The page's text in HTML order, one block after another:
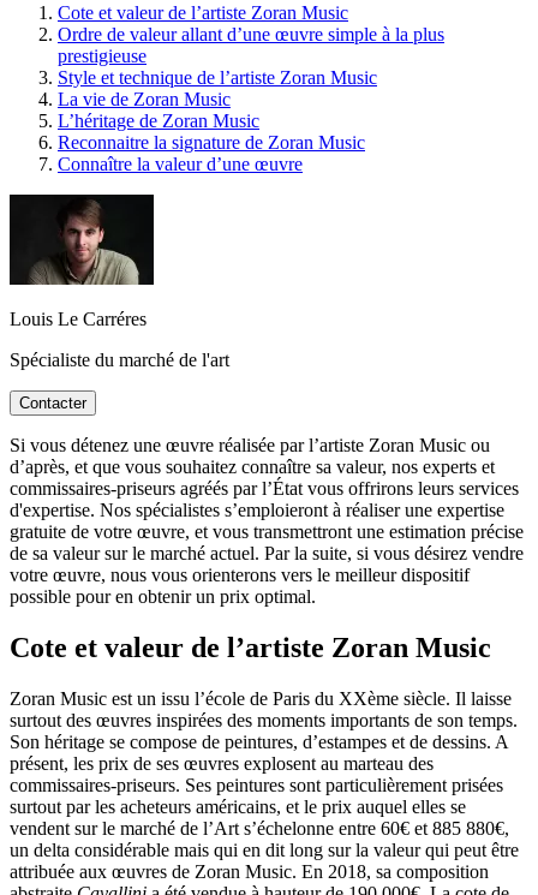
Cote et valeur de l’artiste Zoran Music
Ordre de valeur allant d’une œuvre simple à la plus
prestigieuse
Style et technique de l’artiste Zoran Music
La vie de Zoran Music
L’héritage de Zoran Music
Reconnaitre la signature de Zoran Music
Connaître la valeur d’une œuvre
Louis Le Carréres
Spécialiste du marché de l'art
Contacter
Si vous détenez une œuvre réalisée par l’artiste Zoran Music ou
d’après, et que vous souhaitez connaître sa valeur, nos experts et
commissaires-priseurs agréés par l’État vous offrirons leurs services
d'expertise. Nos spécialistes s’emploieront à réaliser une expertise
gratuite de votre œuvre, et vous transmettront une estimation précise
de sa valeur sur le marché actuel. Par la suite, si vous désirez vendre
votre œuvre, nous vous orienterons vers le meilleur dispositif
possible pour en obtenir un prix optimal.
Cote et valeur de l’artiste Zoran Music
Zoran Music est un issu l’école de Paris du XXème siècle. Il laisse
surtout des œuvres inspirées des moments importants de son temps.
Son héritage se compose de peintures, d’estampes et de dessins. A
présent, les prix de ses œuvres explosent au marteau des
commissaires-priseurs. Ses peintures sont particulièrement prisées
surtout par les acheteurs américains, et le prix auquel elles se
vendent sur le marché de l’Art s’échelonne entre 60€ et 885 880€,
un delta considérable mais qui en dit long sur la valeur qui peut être
attribuée aux œuvres de Zoran Music. En 2018, sa composition